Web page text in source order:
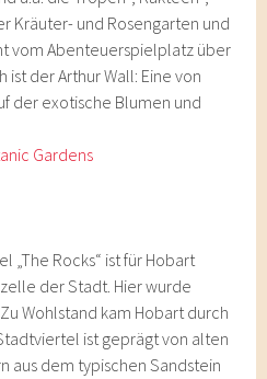
Kräuter- und Rosengarten und
vom Abenteuerspielplatz über
der Arthur Wall: Eine von
der exotische Blumen und
Gardens
„The Rocks“ ist für Hobart
der Stadt. Hier wurde
Wohlstand kam Hobart durch
ist geprägt von alten
aus dem typischen Sandstein